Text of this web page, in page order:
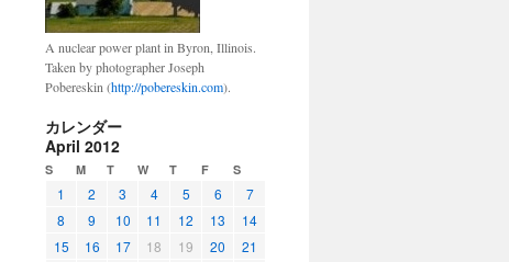
A nuclear power plant in Byron, Illinois.
Taken by photographer Joseph
Pobereskin (http://pobereskin.com).
カレンダー
April 2012
S M T W T F S
1 2 3 4 5 6
7
8
9 10 11 12 13
14
15
16 17 18 19 20
21